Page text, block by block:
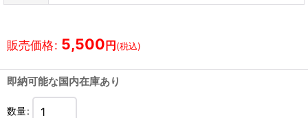
販売価格: 5,500 円 (税込)
即納可能な国内在庫あり
数量: